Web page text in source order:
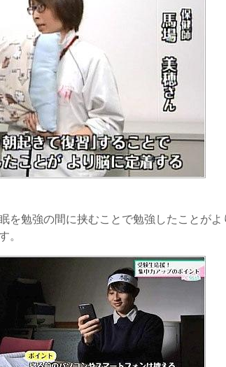
勉強の間に挟むことで勉強したことがよ
。